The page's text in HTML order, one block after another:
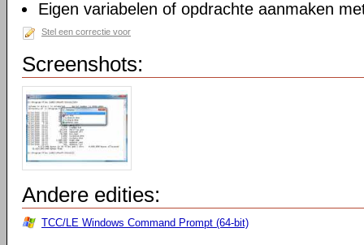
Eigen variabelen of opdrachte aanmaken
Stel een correctie voor
Screenshots:
Andere edities:
TCC/LE Windows Command Prompt (64-bit)